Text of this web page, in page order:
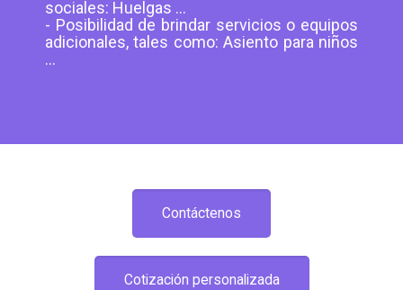
sociales: Huelgas ...
- Posibilidad de brindar servicios o equipos
adicionales, tales como: Asiento para niños
...
Contáctenos
Cotización personalizada